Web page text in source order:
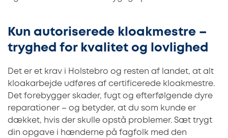
Kun autoriserede kloakmestre –
tryghed for kvalitet og lovlighed
Det er et krav i Holstebro og resten af landet, at alt
kloakarbejde udføres af certificerede kloakmestre.
Det forebygger skader, fugt og efterfølgende dyre
reparationer – og betyder, at du som kunde er
dækket, hvis der skulle opstå problemer. Sæt trygt
din opgave i hænderne på fagfolk med den